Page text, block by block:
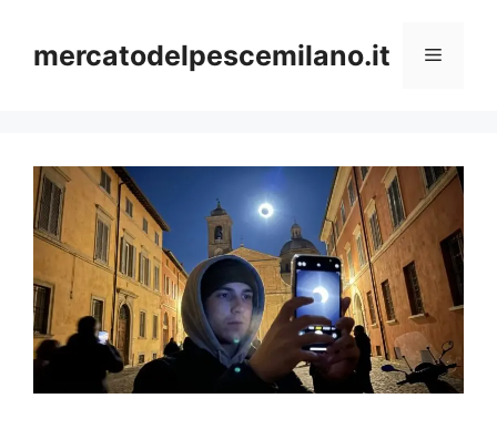
contenuto
mercatodelpescemilano.it Menu